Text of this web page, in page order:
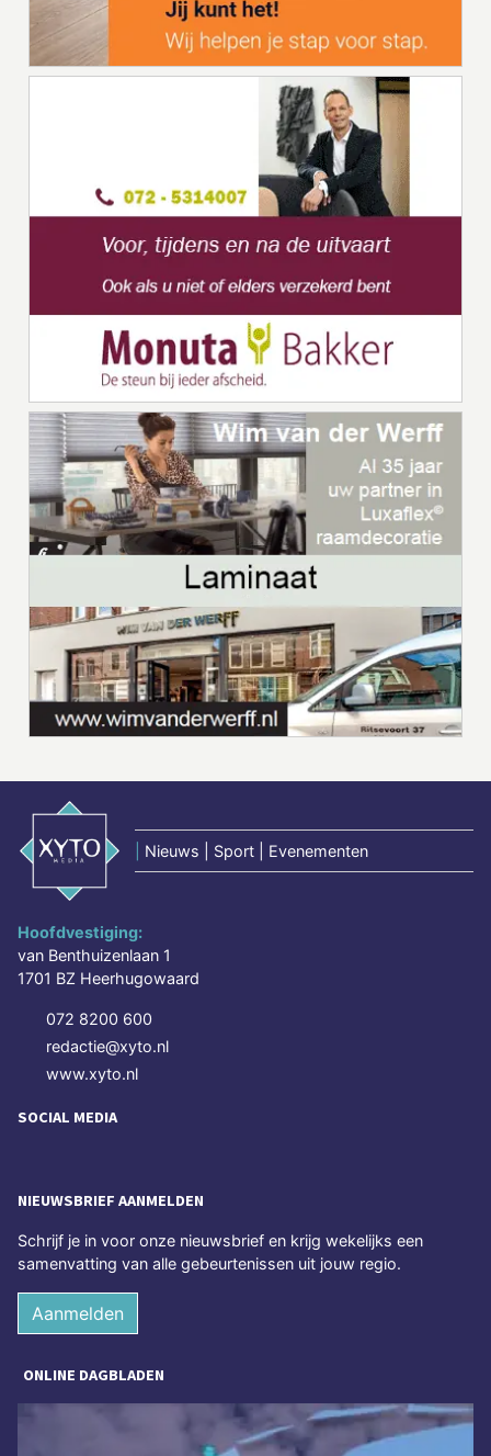
Nieuws | Sport | Evenementen
Hoofdvestiging:
van Benthuizenlaan 1
1701 BZ Heerhugowaard
072 8200 600
redactie@xyto.nl
www.xyto.nl
SOCIAL MEDIA
NIEUWSBRIEF AANMELDEN
Schrijf je in voor onze nieuwsbrief en krijg wekelijks een
samenvatting van alle gebeurtenissen uit jouw regio.
Aanmelden
ONLINE DAGBLADEN